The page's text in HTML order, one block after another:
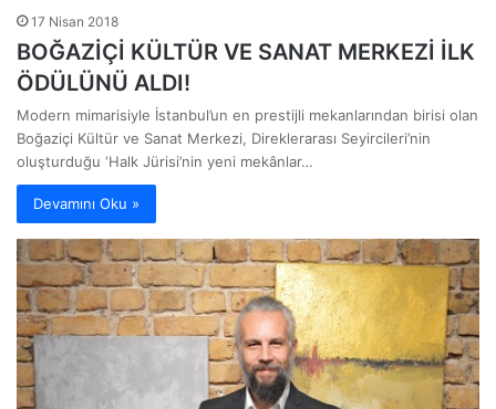
17 Nisan 2018
BOĞAZİÇİ KÜLTÜR VE SANAT MERKEZİ İLK
ÖDÜLÜNÜ ALDI!
Modern mimarisiyle İstanbul’un en prestijli mekanlarından birisi olan
Boğaziçi Kültür ve Sanat Merkezi, Direklerarası Seyircileri’nin
oluşturduğu ‘Halk Jürisi’nin yeni mekânlar…
Devamını Oku »